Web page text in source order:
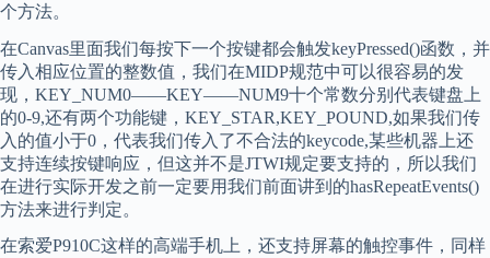
个方法。
在Canvas里面我们每按下一个按键都会触发keyPressed()函数，并
传入相应位置的整数值，我们在MIDP规范中可以很容易的发
现，KEY_NUM0——KEY——NUM9十个常数分别代表键盘上
的0-9,还有两个功能键，KEY_STAR,KEY_POUND,如果我们传
入的值小于0，代表我们传入了不合法的keycode,某些机器上还
支持连续按键响应，但这并不是JTWI规定要支持的，所以我们
在进行实际开发之前一定要用我们前面讲到的hasRepeatEvents()
方法来进行判定。
在索爱P910C这样的高端手机上，还支持屏幕的触控事件，同样